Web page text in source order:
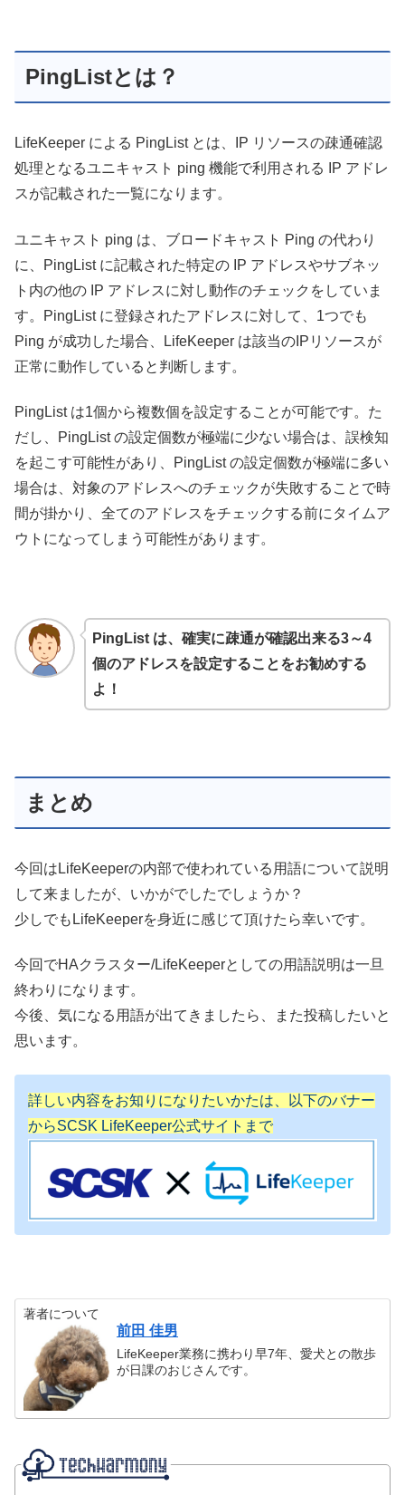
PingListとは？
LifeKeeper による PingList とは、IP リソースの疎通確認
処理となるユニキャスト ping 機能で利用される IP アドレ
スが記載された一覧になります。
ユニキャスト ping は、ブロードキャスト Ping の代わり
に、PingList に記載された特定の IP アドレスやサブネッ
ト内の他の IP アドレスに対し動作のチェックをしていま
す。PingList に登録されたアドレスに対して、1つでも
Ping が成功した場合、LifeKeeper は該当のIPリソースが
正常に動作していると判断します。
PingList は1個から複数個を設定することが可能です。た
だし、PingList の設定個数が極端に少ない場合は、誤検知
を起こす可能性があり、PingList の設定個数が極端に多い
場合は、対象のアドレスへのチェックが失敗することで時
間が掛かり、全てのアドレスをチェックする前にタイムア
ウトになってしまう可能性があります。
PingList は、確実に疎通が確認出来る3～4
個のアドレスを設定することをお勧めする
よ！
まとめ
今回はLifeKeeperの内部で使われている用語について説明
して来ましたが、いかがでしたでしょうか？
少しでもLifeKeeperを身近に感じて頂けたら幸いです。
今回でHAクラスター/LifeKeeperとしての用語説明は一旦
終わりになります。
今後、気になる用語が出てきましたら、また投稿したいと
思います。
詳しい内容をお知りになりたいかたは、以下のバナー
からSCSK LifeKeeper公式サイトまで
著者について
前田 佳男
LifeKeeper業務に携わり早7年、愛犬との散歩
が日課のおじさんです。